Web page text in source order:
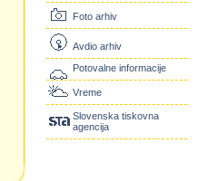
Foto arhiv
Avdio arhiv
Potovalne informacije
Vreme
Slovenska tiskovna
agencija